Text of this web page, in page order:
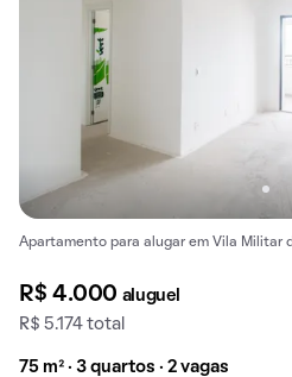
Apartamento para alugar em Vila Militar
R$ 4.000 aluguel
R$ 5.174 total
75 m² · 3 quartos · 2 vagas